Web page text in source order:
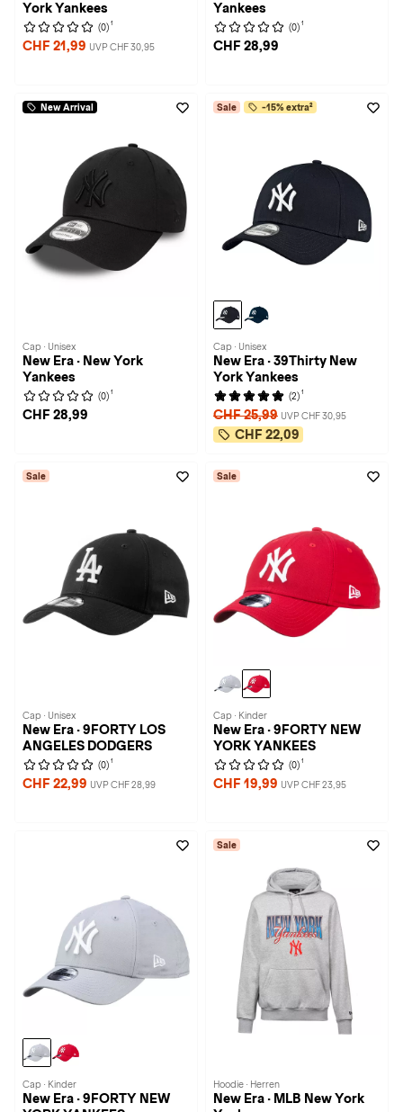
York Yankees
(0) 1
CHF 21,99 UVP CHF 30,95
Yankees
(0) 1
CHF 28,99
New Arrival
Cap · Unisex
New Era · New York
Yankees
(0) 1
CHF 28,99
Sale -15% extra²
Cap · Unisex
New Era · 39Thirty New
York Yankees
(2) 1
CHF 25,99 UVP CHF 30,95
CHF 22,09
Sale
Cap · Unisex
New Era · 9FORTY LOS
ANGELES DODGERS
(0) 1
CHF 22,99 UVP CHF 28,99
Sale
Cap · Kinder
New Era · 9FORTY NEW
YORK YANKEES
(0) 1
CHF 19,99 UVP CHF 23,95
Cap · Kinder
New Era · 9FORTY NEW
Sale
Hoodie · Herren
New Era · MLB New York